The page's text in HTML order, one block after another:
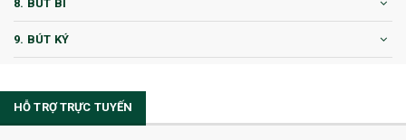
8. BÚT BI
9. BÚT KÝ
11. CỐC/BÌNH GIỮ NHIỆT
HỖ TRỢ TRỰC TUYẾN